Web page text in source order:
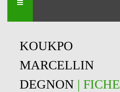
KOUKPO
MARCELLIN
DEGNON | FICHE